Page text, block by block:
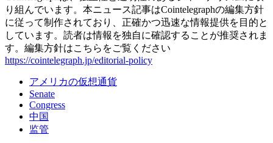
り組んでいます。本ニュース記事はCointelegraphの編集方針
に従って制作されており、正確かつ迅速な情報提供を目的と
しています。読者は情報を独自に確認することが推奨されま
す。編集方針はこちらをご覧ください
https://cointelegraph.jp/editorial-policy
アメリカの仮想通貨
Senate
Congress
中国
监管